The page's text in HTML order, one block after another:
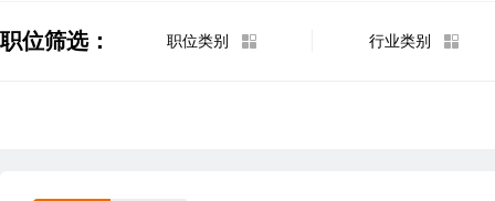
职位筛选： 职位类别 行业类别